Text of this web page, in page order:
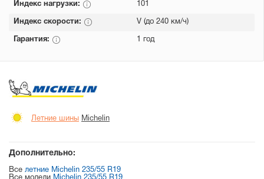
Индекс нагрузки: 101
Индекс скорости: V (до 240 км/ч)
Гарантия: 1 год
Летние шины Michelin
Дополнительно:
Все летние Michelin 235/55 R19